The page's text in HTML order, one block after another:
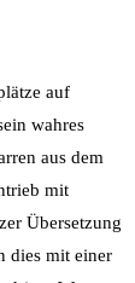
auf
wahres
aus dem
mit
Übersetzung
dies mit einer